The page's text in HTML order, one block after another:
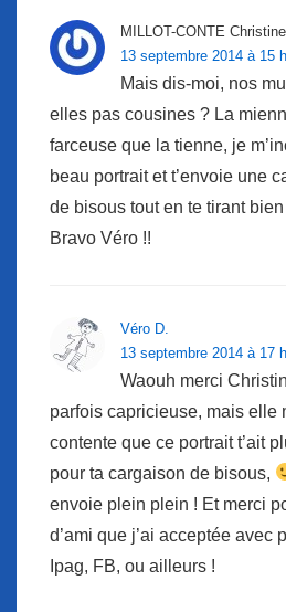
MILLOT-CONTE Christine
13 septembre 2014 à 15
Mais dis-moi, nos
elles pas cousines ? La
farceuse que la tienne, je
beau portrait et t’envoie une
de bisous tout en te tirant
Bravo Véro !!
Véro D.
13 septembre 2014 à 17
Waouh merci
parfois capricieuse, mais elle
contente que ce portrait t’ait
pour ta cargaison de bisous,
envoie plein plein ! Et merci
d’ami que j’ai acceptée avec
Ipag, FB, ou ailleurs !